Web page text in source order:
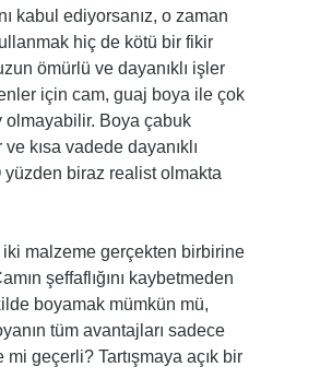
kabul ediyorsanız, o zaman
hiç de kötü bir fikir
ömürlü ve dayanıklı işler
için cam, guaj boya ile çok
olmayabilir. Boya çabuk
kısa vadede dayanıklı
yüzden biraz realist olmakta
malzeme gerçekten birbirine
şeffaflığını kaybetmeden
boyamak mümkün mü,
tüm avantajları sadece
mi geçerli? Tartışmaya açık bir